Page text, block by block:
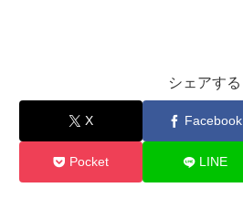
シェアする
X Facebook
Pocket LINE